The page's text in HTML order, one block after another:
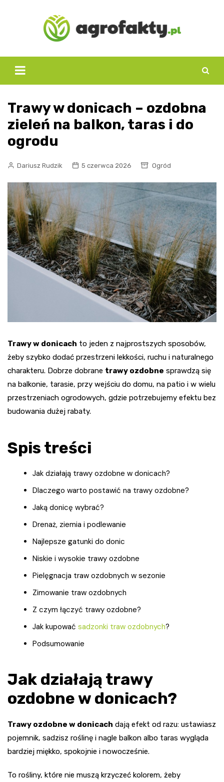
Trawy w donicach – ozdobna
zieleń na balkon, taras i do
ogrodu
Dariusz Rudzik 5 czerwca 2026 Ogród
Trawy w donicach to jeden z najprostszych sposobów,
żeby szybko dodać przestrzeni lekkości, ruchu i naturalnego
charakteru. Dobrze dobrane trawy ozdobne sprawdzą się
na balkonie, tarasie, przy wejściu do domu, na patio i w wielu
przestrzeniach ogrodowych, gdzie potrzebujemy efektu bez
budowania dużej rabaty.
Spis treści
Jak działają trawy ozdobne w donicach?
Dlaczego warto postawić na trawy ozdobne?
Jaką donicę wybrać?
Drenaż, ziemia i podlewanie
Najlepsze gatunki do donic
Niskie i wysokie trawy ozdobne
Pielęgnacja traw ozdobnych w sezonie
Zimowanie traw ozdobnych
Z czym łączyć trawy ozdobne?
Jak kupować sadzonki traw ozdobnych?
Podsumowanie
Jak działają trawy
ozdobne w donicach?
Trawy ozdobne w donicach dają efekt od razu: ustawiasz
pojemnik, sadzisz roślinę i nagle balkon albo taras wygląda
bardziej miękko, spokojnie i nowocześnie.
To rośliny, które nie muszą krzyczeć kolorem, żeby